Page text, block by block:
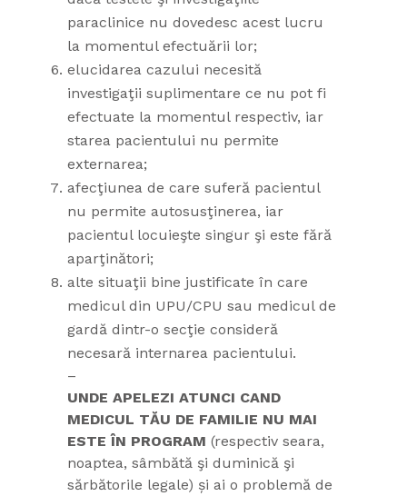
paraclinice nu dovedesc acest lucru
la momentul efectuării lor;
elucidarea cazului necesită
investigaţii suplimentare ce nu pot fi
efectuate la momentul respectiv, iar
starea pacientului nu permite
externarea;
afecţiunea de care suferă pacientul
nu permite autosusţinerea, iar
pacientul locuieşte singur şi este fără
aparţinători;
alte situaţii bine justificate în care
medicul din UPU/CPU sau medicul de
gardă dintr-o secţie consideră
necesară internarea pacientului.
–
UNDE APELEZI ATUNCI CAND
MEDICUL TĂU DE FAMILIE NU MAI
ESTE ÎN PROGRAM (respectiv seara,
noaptea, sâmbătă şi duminică şi
sărbătorile legale) și ai o problemă de